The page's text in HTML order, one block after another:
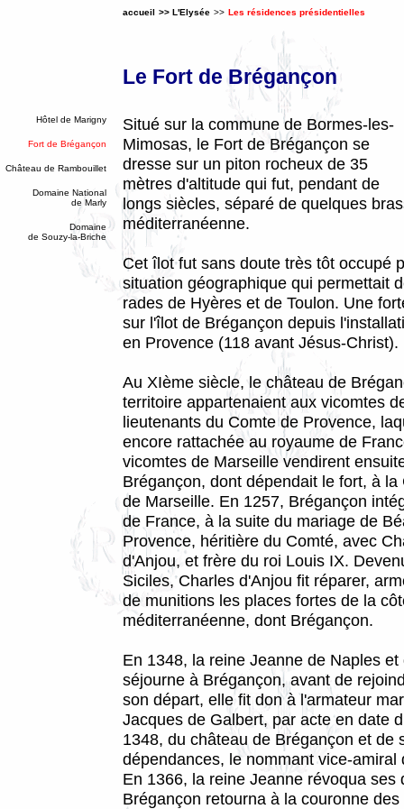
accueil >> L'Elysée >> Les résidences présidentielles
Le Fort de Brégançon
Hôtel de Marigny
Fort de Brégançon
Château de Rambouillet
Domaine National
de Marly
Domaine
de Souzy-la-Briche
Situé sur la commune de Bormes-les-
Mimosas, le Fort de Brégançon se
dresse sur un piton rocheux de 35
mètres d'altitude qui fut, pendant de
longs siècles, séparé de quelques
méditerranéenne.
Cet îlot fut sans doute très tôt occupé
situation géographique qui permettait
rades de Hyères et de Toulon. Une
sur l'îlot de Brégançon depuis
en Provence (118 avant Jésus-Christ).
Au XIème siècle, le château de
territoire appartenaient aux vicomtes
lieutenants du Comte de Provence,
encore rattachée au royaume de
vicomtes de Marseille vendirent
Brégançon, dont dépendait le fort, à la
de Marseille. En 1257, Brégançon
de France, à la suite du mariage de
Provence, héritière du Comté, avec
d'Anjou, et frère du roi Louis IX.
Siciles, Charles d'Anjou fit réparer,
de munitions les places fortes de la
méditerranéenne, dont Brégançon.
En 1348, la reine Jeanne de Naples et
séjourne à Brégançon, avant de
son départ, elle fit don à l'armateur
Jacques de Galbert, par acte en date
1348, du château de Brégançon et de
dépendances, le nommant vice-amiral
En 1366, la reine Jeanne révoqua ses
Brégançon retourna à la couronne